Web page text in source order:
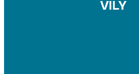
VILY